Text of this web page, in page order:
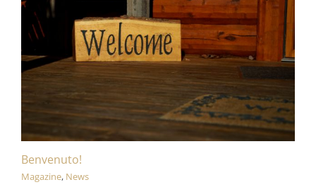
Benvenuto!
Magazine, News